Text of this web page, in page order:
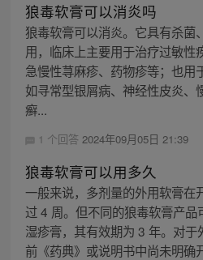
狼毒软膏可以消炎吗
狼毒软膏可以消炎。它具有杀菌
用，临床上主要用于治疗过敏性
急慢性荨麻疹、药物疹等；也用
如寻常型银屑病、神经性皮炎、
癣...
1 个回答 2024年09月05日 21:39
狼毒软膏可以用多久
一般来说，多剂量的外用软膏在
过 4 周。但不同的狼毒软膏产
湿疹膏，其有效期为 3 年。对于
前《药典》或说明书中尚未明确